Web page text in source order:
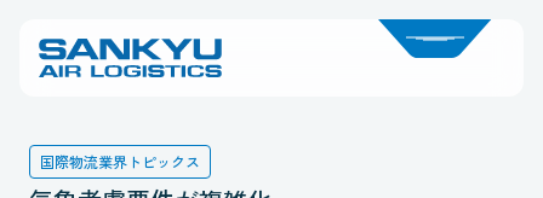
国際物流業界トピックス